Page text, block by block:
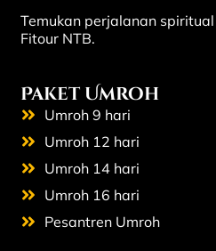
Temukan perjalanan
Fitour NTB.
Paket Umroh
Umroh 9 hari
Umroh 12 hari
Umroh 14 hari
Umroh 16 hari
Pesantren Umroh